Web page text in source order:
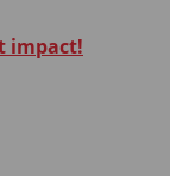
impact!